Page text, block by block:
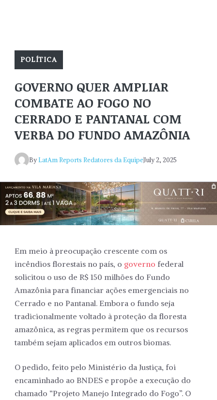
POLÍTICA
GOVERNO QUER AMPLIAR
COMBATE AO FOGO NO
CERRADO E PANTANAL COM
VERBA DO FUNDO AMAZÔNIA
ByLatAm Reports Redatores da EquipeJuly 2, 2025
Em meio à preocupação crescente com os
incêndios florestais no país, o governo federal
solicitou o uso de R$ 150 milhões do Fundo
Amazônia para financiar ações emergenciais no
Cerrado e no Pantanal. Embora o fundo seja
tradicionalmente voltado à proteção da floresta
amazônica, as regras permitem que os recursos
também sejam aplicados em outros biomas.
O pedido, feito pelo Ministério da Justiça, foi
encaminhado ao BNDES e propõe a execução do
chamado “Projeto Manejo Integrado do Fogo”. O